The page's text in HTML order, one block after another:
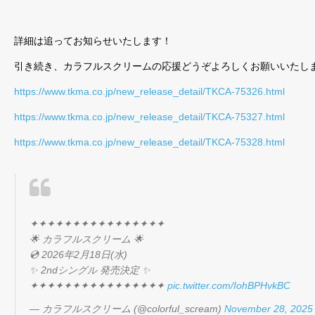
詳細は追ってお知らせいたします！
引き続き、カラフルスクリームの応援どうぞよろしくお願いいたし
https://www.tkma.co.jp/new_release_detail/TKCA-75326.html
https://www.tkma.co.jp/new_release_detail/TKCA-75327.html
https://www.tkma.co.jp/new_release_detail/TKCA-75328.html
✦✦✦✦✦✦✦✦✦✦✦✦✦✦✦✦
🌟 カラフルスクリーム 🌟
💿 2026年2月18日(水)
✨ 2ndシングル 発売決定 ✨
✦✦✦✦✦✦✦✦✦✦✦✦✦✦✦✦pic.twitter.com/IohBPHvkBC
— カラフルスクリーム (@colorful_scream)November 28, 2025